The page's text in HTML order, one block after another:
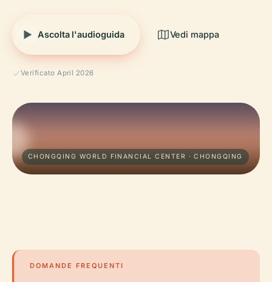
Ascolta l'audioguida Vedi mappa
Verificato April 2026
CHONGQING WORLD FINANCIAL CENTER · CHONGQING
DOMANDE FREQUENTI